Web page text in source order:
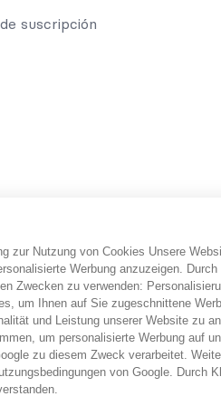
suscripción
web informativo. El
se puede completar por
ponerse en contacto con
es necesario un examen
presentados.
zur Nutzung von Cookies Unsere
Werbung anzuzeigen.
Zwecken zu verwenden:
um Ihnen auf Sie zugeschnittene
und Leistung unserer Website zu
um personalisierte Werbung auf
zu diesem Zweck verarbeitet.
von Google. Durch